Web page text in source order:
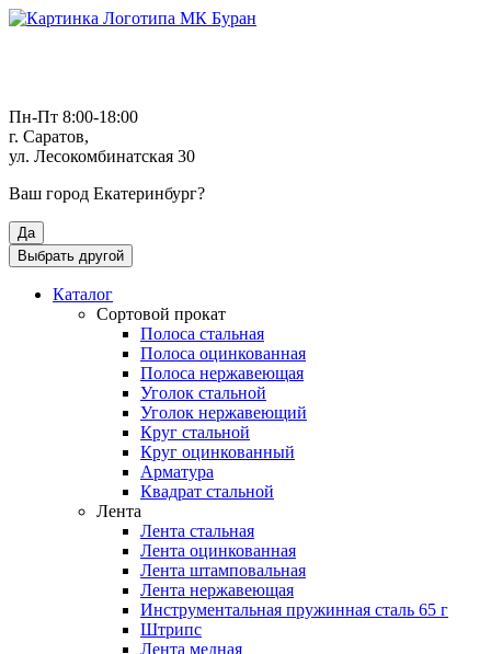
Пн-Пт 8:00-18:00
г. Саратов,
ул. Лесокомбинатская 30
Ваш город Екатеринбург?
Да
Выбрать другой
Каталог
Сортовой прокат
Полоса стальная
Полоса оцинкованная
Полоса нержавеющая
Уголок стальной
Уголок нержавеющий
Круг стальной
Круг оцинкованный
Арматура
Квадрат стальной
Лента
Лента стальная
Лента оцинкованная
Лента штамповальная
Лента нержавеющая
Инструментальная пружинная сталь 65 г
Штрипс
Лента медная